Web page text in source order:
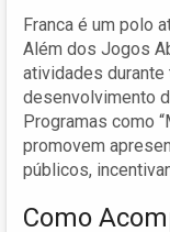
Franca é um polo
Além dos Jogos
atividades durante
desenvolvimento
Programas como
promovem
públicos,
Como